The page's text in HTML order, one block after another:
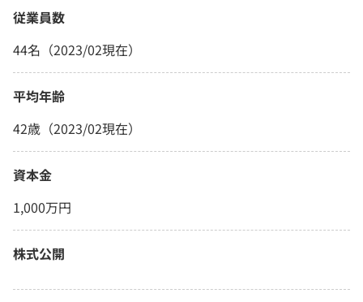
従業員数
44名（2023/02現在）
平均年齢
42歳（2023/02現在）
資本金
1,000万円
株式公開